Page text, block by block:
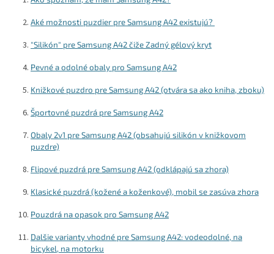
y
v
p
s
Aké možnosti puzdier pre Samsung A42 existujú?
"Silikón" pre Samsung A42 čiže Zadný gélový kryt
Pevné a odolné obaly pro Samsung A42
Knižkové puzdro pre Samsung A42 (otvára sa ako kniha, zboku)
Športovné puzdrá pre Samsung A42
Obaly 2v1 pre Samsung A42 (obsahujú silikón v knižkovom
puzdre)
Flipové puzdrá pre Samsung A42 (odklápajú sa zhora)
Klasické puzdrá (kožené a koženkové), mobil se zasúva zhora
Pouzdrá na opasok pro Samsung A42
Dalšie varianty vhodné pre Samsung A42: vodeodolné, na
bicykel, na motorku